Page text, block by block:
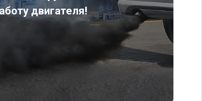
двигателя!